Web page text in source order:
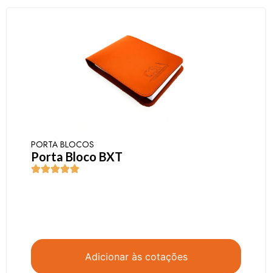
PORTA BLOCOS
Porta Bloco BXT
Adicionar às cotações